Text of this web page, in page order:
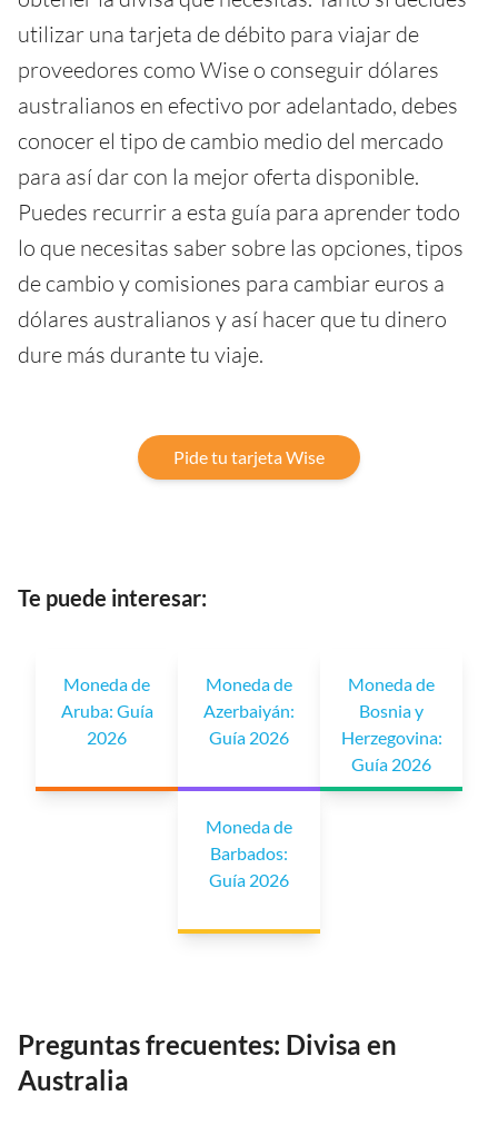
utilizar una tarjeta de débito para viajar de
proveedores como Wise o conseguir dólares
australianos en efectivo por adelantado, debes
conocer el tipo de cambio medio del mercado
para así dar con la mejor oferta disponible.
Puedes recurrir a esta guía para aprender todo
lo que necesitas saber sobre las opciones, tipos
de cambio y comisiones para cambiar euros a
dólares australianos y así hacer que tu dinero
dure más durante tu viaje.
Pide tu tarjeta Wise
Te puede interesar:
Moneda de
Aruba: Guía
2026
Moneda de
Azerbaiyán:
Guía 2026
Moneda de
Bosnia y
Herzegovina:
Guía 2026
Moneda de
Barbados:
Guía 2026
Preguntas frecuentes: Divisa en
Australia